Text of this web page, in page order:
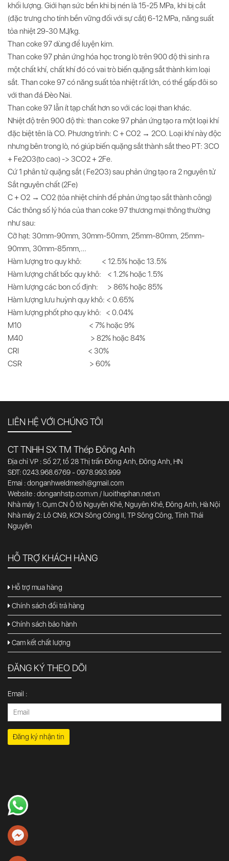
khối lượng. Giới hạn sức bền khi bị nén là 15-25 MPa, khi bị cắt
(đặc trưng cho tính bền vững đối với sự cắt) 6-12 MPa, năng suất
tỏa nhiệt 29-30 MJ/kg.
Than coke 97 dùng để luyện kim.
Than coke 97 phản ứng hóa học trong lò trên 900 độ thì sinh ra
một chất khí, chất khí đó có vai trò biến quặng sắt thành kim loại
sắt. Than coke 97 có năng suất tỏa nhiệt rất lớn, có thể gấp đôi so
với than đá Đèo Nai.
Than coke 97 lẫn ít tạp chất hơn so với các loại than khác.
Nhiệt độ trên 900 độ thì: than coke 97 phản ứng tạo ra một loại khí
đặc biệt tên là CO. Phương trình: С + СО2 → 2СО. Loại khí này độc
nhưng bên trong lò, nó giúp biến quặng sắt thành sắt theo PT: 3CO
+ Fe2O3(to cao) -> 3CO2 + 2Fe.
Cứ 1 phân tử quặng sắt ( Fe2O3) sau phản ứng tạo ra 2 nguyên tử
Sắt nguyên chất (2Fe)
С + О2 → СО2 (tỏa nhiệt chính để phản ứng tạo sắt thành công)
Các thông số lý hóa của than coke 97 thương mại thông thường
như sau:
Cỡ hạt: 30mm-90mm, 30mm-50mm, 25mm-80mm, 25mm-
90mm, 30mm-85mm,…
Hàm lượng tro quy khô: < 12.5% hoặc 13.5%
Hàm lượng chất bốc quy khô: < 1.2% hoặc 1.5%
Hàm lượng các bon cố định: > 86% hoặc 85%
Hàm lượng lưu huỳnh quy khô: < 0.65%
Hàm lượng phốt pho quy khô: < 0.04%
M10 < 7% hoặc 9%
M40 > 82% hoặc 84%
CRI < 30%
CSR > 60%
LIÊN HỆ VỚI CHÚNG TÔI
CT TNHH SX TM Thép Đông Anh
Địa chỉ VP : Số 27, tổ 28 Thị trấn Đông Anh, Đông Anh, HN
SĐT: 0243.968.6769 - 0978.993.999
Emai : donganhweldmesh@gmail.com
Website : donganhstp.com.vn / luoithephan.net.vn
Nhà máy 1: Cụm CN Ô tô Nguyên Khê, Nguyên Khê, Đông Anh, Hà Nội
Nhà máy 2: Lô CN9, KCN Sông Công II, TP Sông Công, Tỉnh Thái
Nguyên
HỖ TRỢ KHÁCH HÀNG
Hỗ trợ mua hàng
Chính sách đổi trả hàng
Chính sách bảo hành
Cam kết chất lượng
ĐĂNG KÝ THEO DÕI
Email :
Đăng ký nhận tin